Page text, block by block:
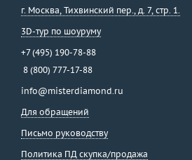
г. Москва, Тихвинский пер., д. 7, стр. 1.
3D-тур по шоуруму
+7 (495) 190-78-88
8 (800) 777-17-88
info@misterdiamond.ru
Для обращений
Письмо руководству
Политика ПД скупка/продажа